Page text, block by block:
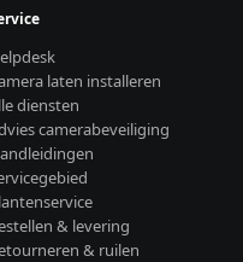
laten installeren
diensten
camerabeveiliging
& levering
& ruilen